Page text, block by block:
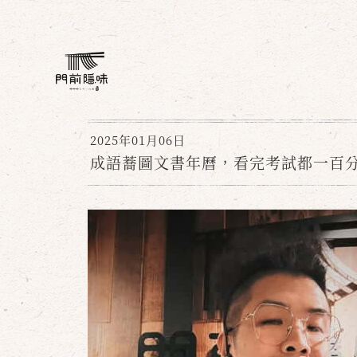
2025年01月06日
成語蕎圖文書年曆，看完考試都一百